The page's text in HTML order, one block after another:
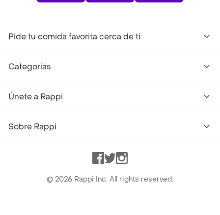
Pide tu comida favorita cerca de ti
Categorías
Únete a Rappi
Sobre Rappi
Facebook
TwitterInstagram
© 2026 Rappi Inc. All rights reserved.